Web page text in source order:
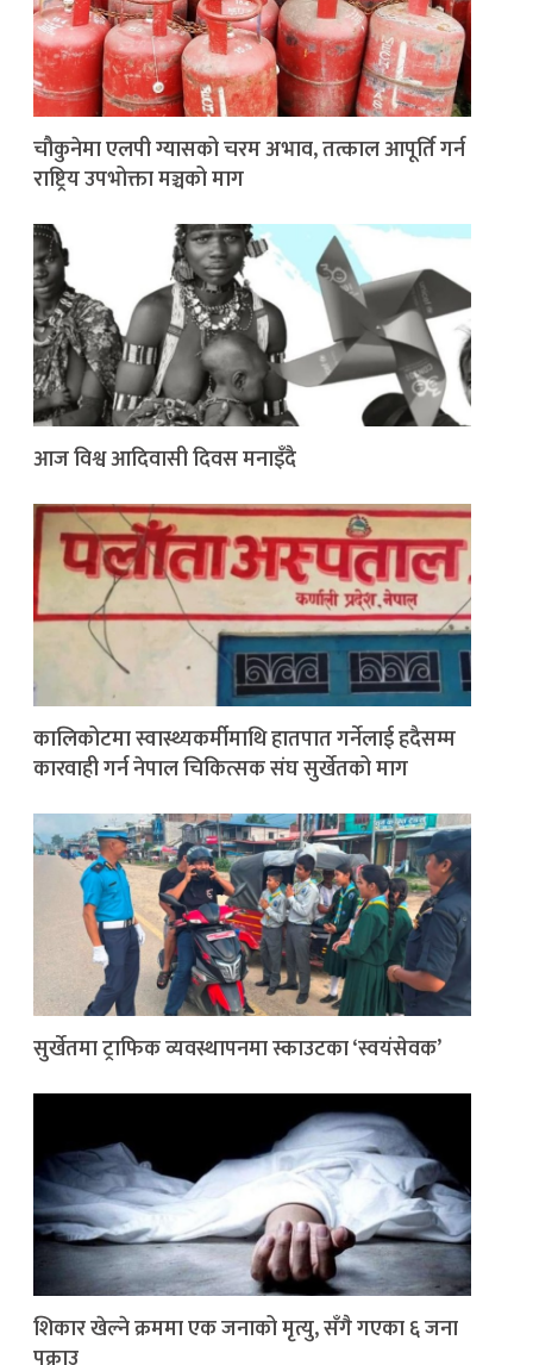
चौकुनेमा एलपी ग्यासको चरम अभाव, तत्काल आपूर्ति गर्न
राष्ट्रिय उपभोक्ता मञ्चको माग
आज विश्व आदिवासी दिवस मनाइँदै
कालिकोटमा स्वास्थ्यकर्मीमाथि हातपात गर्नेलाई हदैसम्म
कारवाही गर्न नेपाल चिकित्सक संघ सुर्खेतको माग
सुर्खेतमा ट्राफिक व्यवस्थापनमा स्काउटका ‘स्वयंसेवक’
शिकार खेल्ने क्रममा एक जनाको मृत्यु, सँगै गएका ६ जना